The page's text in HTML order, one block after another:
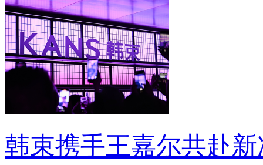
韩束携手王嘉尔共赴